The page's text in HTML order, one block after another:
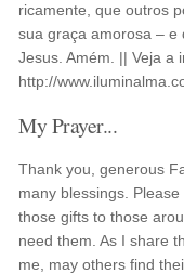
ricamente, que outros
sua graça amorosa – e
Jesus. Amém. || Veja a
http://
My Prayer...
Thank you, generous
many blessings.
those gifts to those
need them. As I share
me, may others find